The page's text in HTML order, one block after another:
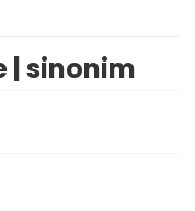
| sinonim